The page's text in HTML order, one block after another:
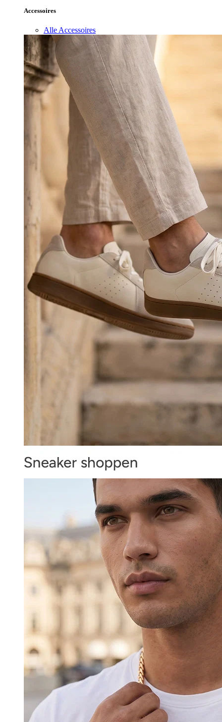
Accessoires
Alle Accessoires